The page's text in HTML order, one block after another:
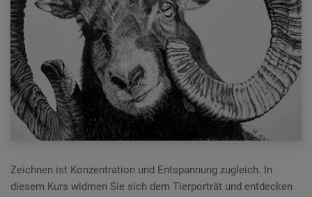
Zeichnen ist Konzentration und Entspannung zugleich. In
diesem Kurs widmen Sie sich dem Tierporträt und entdecken